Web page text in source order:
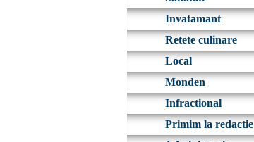
Invatamant
Retete culinare
Local
Monden
Infractional
Primim la redactie